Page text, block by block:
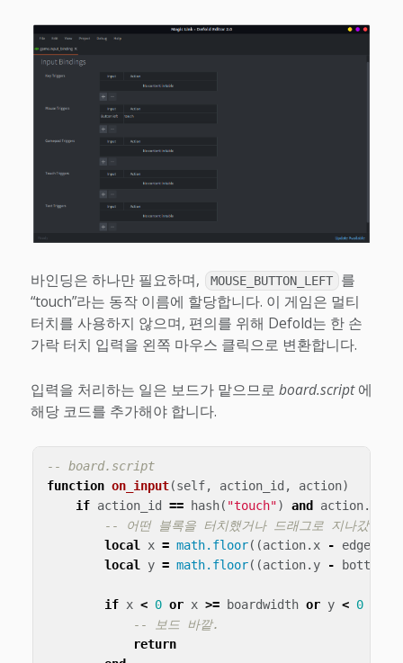
바인딩은 하나만 필요하며, MOUSE_BUTTON_LEFT
를
“touch”라는 동작 이름에 할당합니다. 이 게임은 멀티
터치를 사용하지 않으며, 편의를 위해 Defold는 한 손
가락 터치 입력을 왼쪽 마우스 클릭으로 변환합니다.
입력을 처리하는 일은 보드가 맡으므로 board.script에
해당 코드를 추가해야 합니다.
-- board.script
function on_input(self, action_id , action)
if action_id == hash( "touch") and action.
-- 어떤 블록을 터치했거나 드래그로 지나갔는가?
local x = math.floor((action.x - edge
local y = math.floor((action. y -
if x < 0 or x >= boardwidth or y < 0
-- 보드 바깥.
return